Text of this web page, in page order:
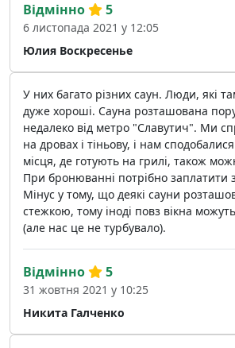
Юлия Воскресенье
Відмінно 5
6 листопада 2021 у 12:05
У них багато різних саун. Люди, які
дуже хороші. Сауна розташована
недалеко від метро "Славутич". Ми
на дровах і тіньову, і нам
місця, де готують на грилі, також
При бронюванні потрібно заплатити
Мінус у тому, що деякі сауни
стежкою, тому іноді повз вікна
(але нас це не турбувало).
Никита Галченко
Відмінно 5
31 жовтня 2021 у 10:25